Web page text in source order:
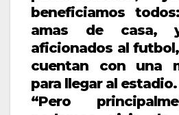
beneficiamos
amas de casa,
aficionados al
cuentan con una
para llegar al estadio.
“Pero